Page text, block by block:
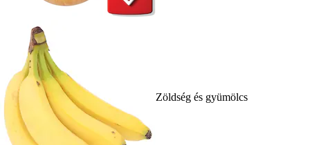
Zöldség és gyümölcs